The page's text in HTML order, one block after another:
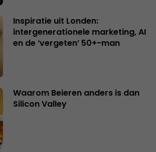
Inspiratie uit Londen:
intergenerationele marketing, AI
en de ‘vergeten’ 50+-man
Waarom Beieren anders is dan
Silicon Valley